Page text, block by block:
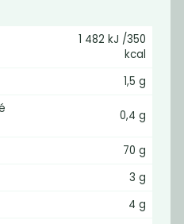
Momentálně1 482 kJ /350
kcal
1,5 g
0,4 g
70 g
3 g
4 g